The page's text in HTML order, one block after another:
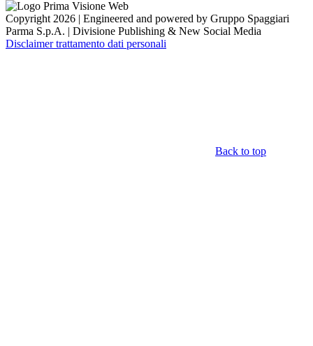
Copyright 2026 | Engineered and powered by Gruppo Spaggiari
Parma S.p.A. | Divisione Publishing & New Social Media
Disclaimer trattamento dati personali
Back to top